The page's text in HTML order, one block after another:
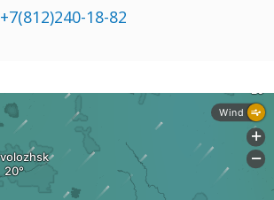
+7(812)240-18-82